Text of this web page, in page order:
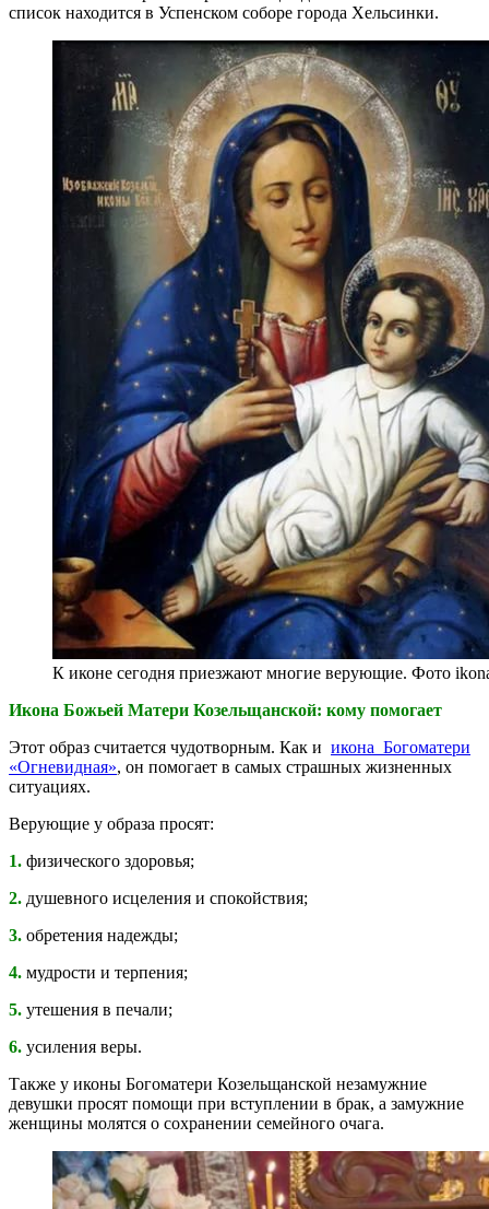
список находится в Успенском соборе города Хельсинки.
К иконе сегодня приезжают многие верующие. Фото
Икона Божьей Матери Козельщанской: кому помогает
Этот образ считается чудотворным. Как и икона Богоматери
«Огневидная», он помогает в самых страшных жизненных
ситуациях.
Верующие у образа просят:
1. физического здоровья;
2. душевного исцеления и спокойствия;
3. обретения надежды;
4. мудрости и терпения;
5. утешения в печали;
6. усиления веры.
Также у иконы Богоматери Козельщанской незамужние
девушки просят помощи при вступлении в брак, а замужние
женщины молятся о сохранении семейного очага.